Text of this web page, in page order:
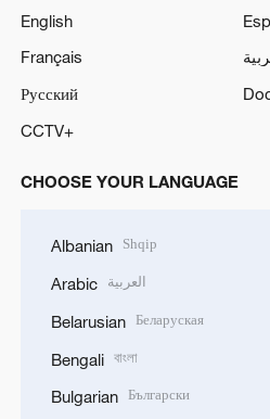
English
Français
Русский
CCTV+
CHOOSE YOUR LANGUAGE
Albanian Shqip
Arabic العربية
Belarusian Беларуская
Bengali বাংলা
Bulgarian Български